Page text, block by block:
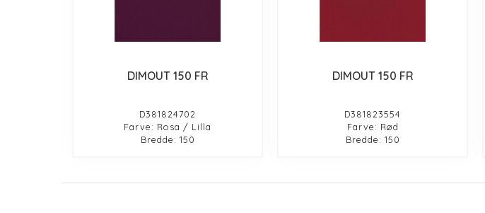
DIMOUT 150 FR
D381824702
Farve: Rosa / Lilla
Bredde: 150
DIMOUT 150 FR
D381823554
Farve: Rød
Bredde: 150